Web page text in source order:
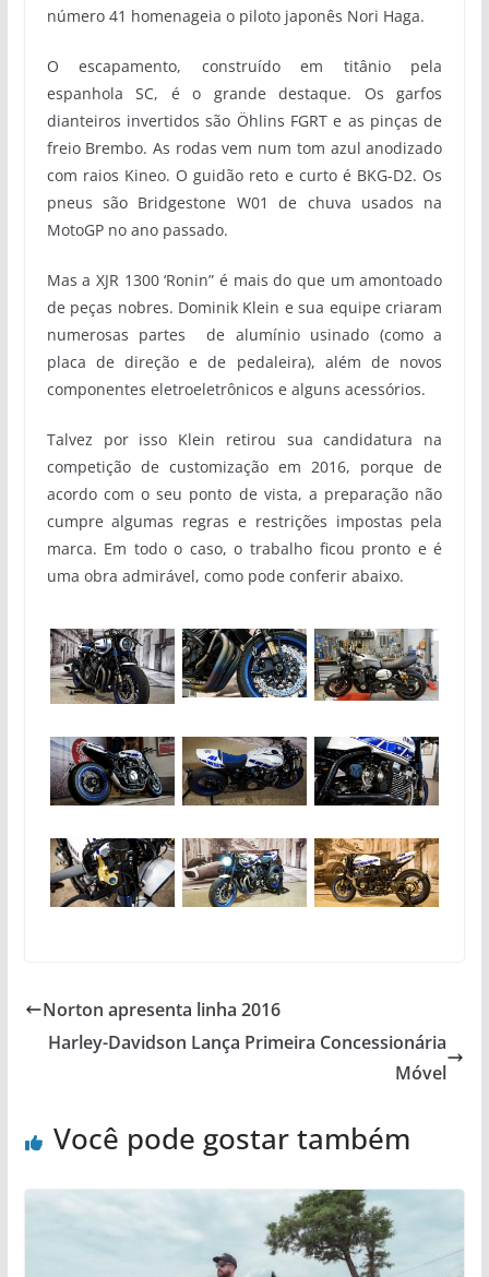
número 41 homenageia o piloto japonês Nori Haga.
O escapamento, construído em titânio pela
espanhola SC, é o grande destaque. Os garfos
dianteiros invertidos são Öhlins FGRT e as pinças de
freio Brembo. As rodas vem num tom azul anodizado
com raios Kineo. O guidão reto e curto é BKG-D2. Os
pneus são Bridgestone W01 de chuva usados na
MotoGP no ano passado.
Mas a XJR 1300 ‘Ronin” é mais do que um amontoado
de peças nobres. Dominik Klein e sua equipe criaram
numerosas partes de alumínio usinado (como a
placa de direção e de pedaleira), além de novos
componentes eletroeletrônicos e alguns acessórios.
Talvez por isso Klein retirou sua candidatura na
competição de customização em 2016, porque de
acordo com o seu ponto de vista, a preparação não
cumpre algumas regras e restrições impostas pela
marca. Em todo o caso, o trabalho ficou pronto e é
uma obra admirável, como pode conferir abaixo.
Norton apresenta linha 2016
Harley-Davidson Lança Primeira Concessionária
Móvel
Você pode gostar também